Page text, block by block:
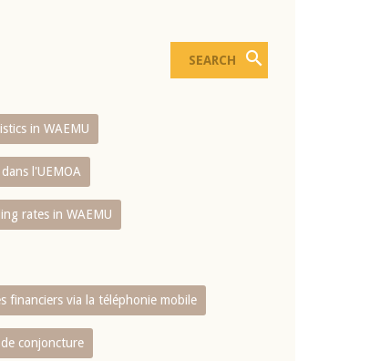
in WAEMU
l'UEMOA
rates in WAEMU
financiers via la téléphonie mobile
conjoncture